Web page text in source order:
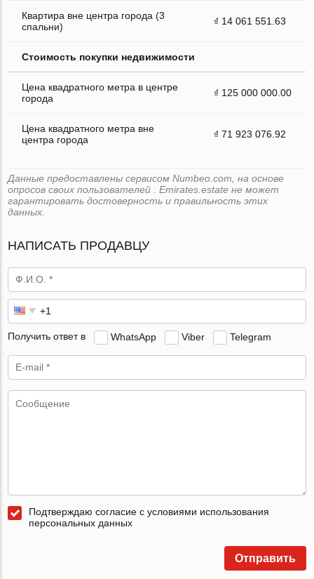
Квартира вне центра города (3
спальни)
₫ 14 061 551.63
Стоимость покупки недвижимости
Цена квадратного метра в центре
города
₫ 125 000 000.00
Цена квадратного метра вне
центра города
₫ 71 923 076.92
Данные предоставлены сервисом Numbeo.com, на основе
опросов своих пользователей . Emirates.estate не может
гарантировать достоверность и правильность этих
данных.
НАПИСАТЬ ПРОДАВЦУ
Получить ответ в WhatsApp Viber Telegram
Подтверждаю согласие с условиями использования
персональных данных
Отправить